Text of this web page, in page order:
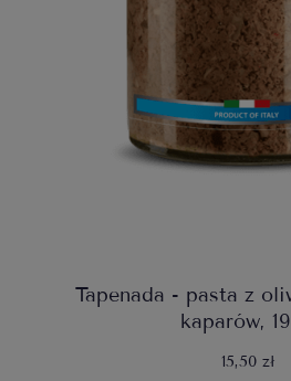
Tapenada - pasta z
kaparów,
15,50 zł